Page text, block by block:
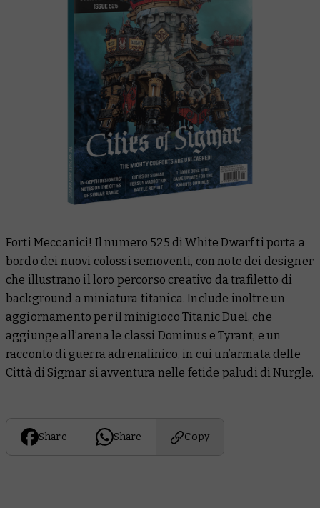
Forti Meccanici! Il numero 525 di White Dwarf ti porta a
bordo dei nuovi colossi semoventi, con note dei designer
che illustrano il loro percorso creativo da trafiletto di
background a miniatura titanica. Include inoltre un
aggiornamento per il minigioco Titanic Duel, che
aggiunge all’arena le classi Dominus e Tyrant, e un
racconto di guerra adrenalinico, in cui un’armata delle
Città di Sigmar si avventura nelle fetide paludi di Nurgle.
Share Share Copy